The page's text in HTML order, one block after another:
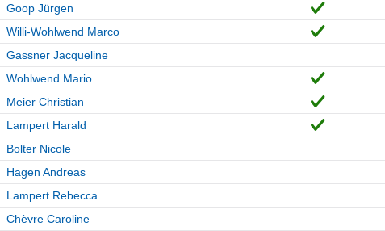
Goop Jürgen
Willi-Wohlwend Marco
Gassner Jacqueline
Wohlwend Mario
Meier Christian
Lampert Harald
Bolter Nicole
Hagen Andreas
Lampert Rebecca
Chèvre Caroline